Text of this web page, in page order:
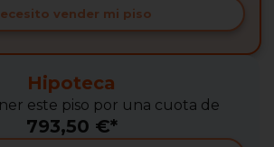
vender mi piso
Hipoteca
este piso por una cuota de
793,50 €*